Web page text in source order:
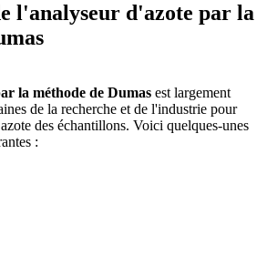
l'analyseur d'azote par la
la méthode de Dumas est largement
de la recherche et de l'industrie pour
des échantillons. Voici quelques-unes
: